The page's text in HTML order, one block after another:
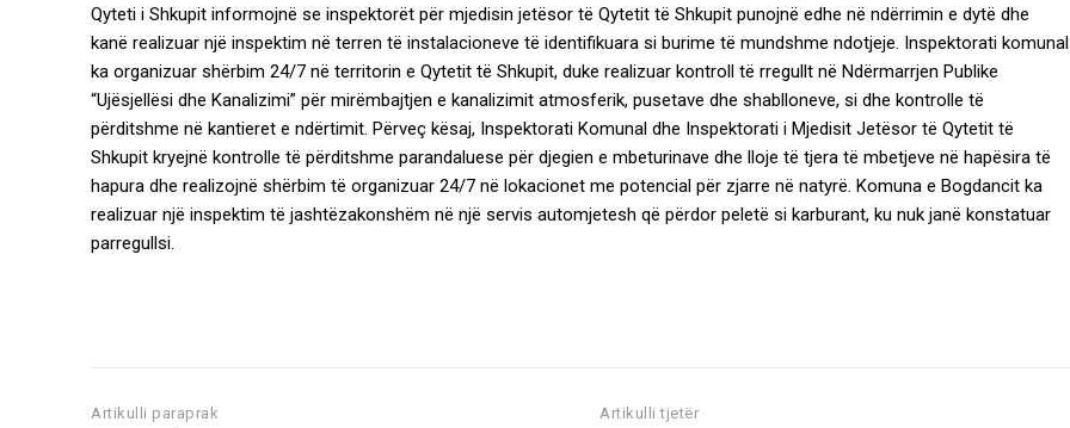
Qyteti i Shkupit informojnë se inspektorët për mjedisin jetësor të Qytetit të Shkupit punojnë edhe në ndërrimin e dytë dhe
kanë realizuar një inspektim në terren të instalacioneve të identifikuara si burime të mundshme ndotjeje. Inspektorati komunal
ka organizuar shërbim 24/7 në territorin e Qytetit të Shkupit, duke realizuar kontroll të rregullt në Ndërmarrjen Publike
“Ujësjellësi dhe Kanalizimi” për mirëmbajtjen e kanalizimit atmosferik, pusetave dhe shablloneve, si dhe kontrolle të
përditshme në kantieret e ndërtimit. Përveç kësaj, Inspektorati Komunal dhe Inspektorati i Mjedisit Jetësor të Qytetit të
Shkupit kryejnë kontrolle të përditshme parandaluese për djegien e mbeturinave dhe lloje të tjera të mbetjeve në hapësira të
hapura dhe realizojnë shërbim të organizuar 24/7 në lokacionet me potencial për zjarre në natyrë. Komuna e Bogdancit ka
realizuar një inspektim të jashtëzakonshëm në një servis automjetesh që përdor peletë si karburant, ku nuk janë konstatuar
parregullsi.
Artikulli paraprak Artikulli tjetër